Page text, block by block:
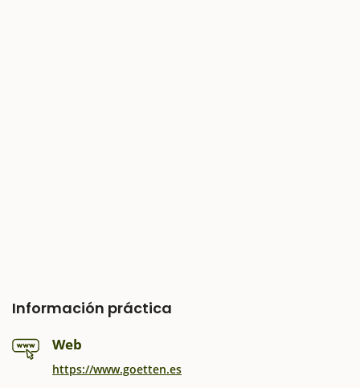
Información práctica
Web
https://www.goetten.es